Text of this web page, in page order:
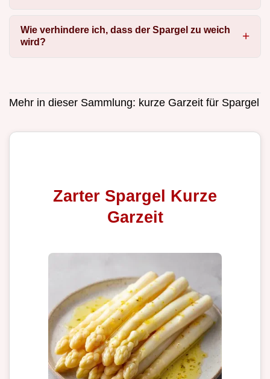
Wie verhindere ich, dass der Spargel zu weich
wird?
Mehr in dieser Sammlung: kurze Garzeit für Spargel
Zarter Spargel Kurze
Garzeit